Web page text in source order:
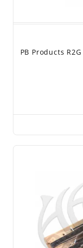
PB Products